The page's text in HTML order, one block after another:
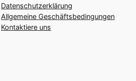
Datenschutzerklärung
Allgemeine Geschäftsbedingungen
Kontaktiere uns